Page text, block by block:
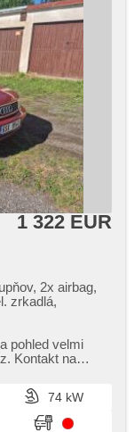
1 322 EUR
2x airbag,
zrkadlá,
pohled velmi
74 kW